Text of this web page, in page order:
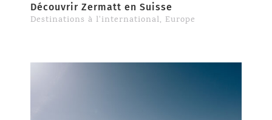
Découvrir Zermatt en Suisse
Destinations à l'international, Europe